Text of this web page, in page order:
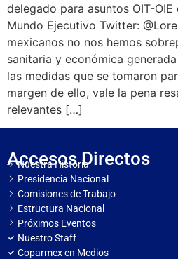
delegado para asuntos OIT-
Mundo Ejecutivo Twitter:
mexicanos no nos hemos
sanitaria y económica
las medidas que se tomaron
margen de ello, vale la pena
relevantes […]
Accesos Directos
Nuestra Historia
Presidencia Nacional
Comisiones de Trabajo
Estructura Nacional
Próximos Eventos
Nuestro Staff
Coparmex en Medios